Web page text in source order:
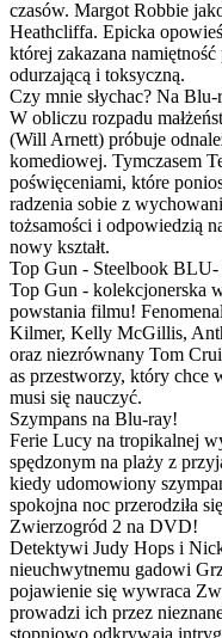
czasów. Margot Robbie
Heathcliffa. Epicka
której zakazana
odurzającą i toksyczną.
Czy mnie słychac? Na
W obliczu rozpadu
(Will Arnett) próbuje
komediowej. Tymczasem
poświęceniami, które
radzenia sobie z
tożsamości i odpowiedzią
nowy kształt.
Top Gun - Steelbook
Top Gun - kolekcjonerska
powstania filmu!
Kilmer, Kelly McGillis,
oraz niezrównany Tom
as przestworzy, który chce
musi się nauczyć.
Szympans na Blu-ray!
Ferie Lucy na tropikalnej
spędzonym na plaży z
kiedy udomowiony
spokojna noc przerodziła
Zwierzogród 2 na DVD!
Detektywi Judy Hops i
nieuchwytnemu gadowi
pojawienie się wywraca
prowadzi ich przez
stopniowo odkrywają